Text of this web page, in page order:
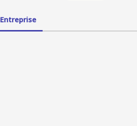
Entreprise